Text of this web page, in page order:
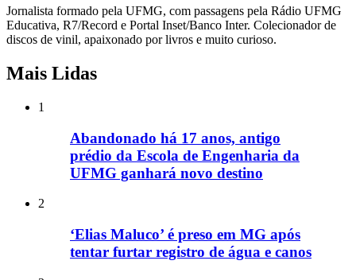
Jornalista formado pela UFMG, com passagens pela Rádio UFMG
Educativa, R7/Record e Portal Inset/Banco Inter. Colecionador de
discos de vinil, apaixonado por livros e muito curioso.
Mais Lidas
1
Abandonado há 17 anos, antigo
prédio da Escola de Engenharia da
UFMG ganhará novo destino
2
‘Elias Maluco’ é preso em MG após
tentar furtar registro de água e canos